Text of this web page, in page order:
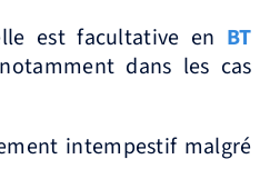
est facultative en BT
dans les cas
intempestif malgré